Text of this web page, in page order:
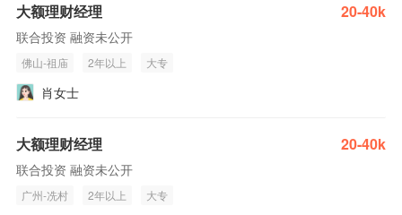
大额理财经理 20-40k
联合投资 融资未公开
佛山-祖庙 2年以上 大专
肖女士
大额理财经理 20-40k
联合投资 融资未公开
广州-冼村 2年以上 大专